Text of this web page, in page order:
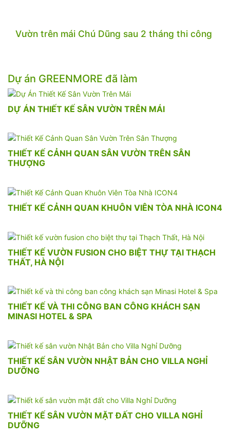
Vườn trên mái Chú Dũng sau 2 tháng thi công
Dự án GREENMORE đã làm
DỰ ÁN THIẾT KẾ SÂN VƯỜN TRÊN MÁI
THIẾT KẾ CẢNH QUAN SÂN VƯỜN TRÊN SÂN
THƯỢNG
THIẾT KẾ CẢNH QUAN KHUÔN VIÊN TÒA NHÀ ICON4
THIẾT KẾ VƯỜN FUSION CHO BIỆT THỰ TẠI THẠCH
THẤT, HÀ NỘI
THIẾT KẾ VÀ THI CÔNG BAN CÔNG KHÁCH SẠN
MINASI HOTEL & SPA
THIẾT KẾ SÂN VƯỜN NHẬT BẢN CHO VILLA NGHỈ
DƯỠNG
THIẾT KẾ SÂN VƯỜN MẶT ĐẤT CHO VILLA NGHỈ
DƯỠNG